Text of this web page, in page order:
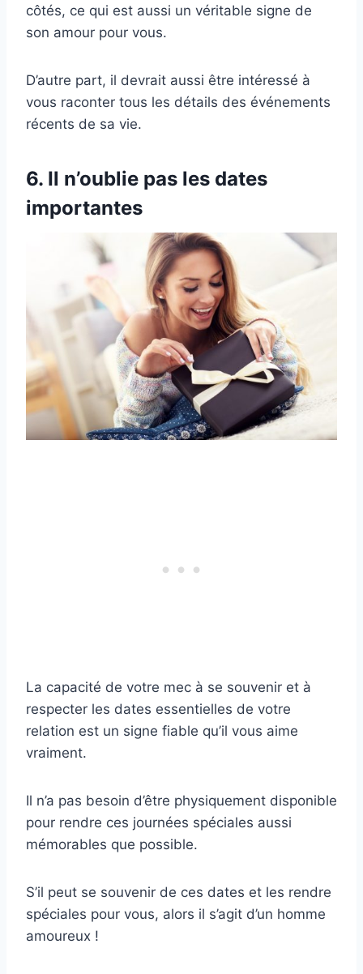
côtés, ce qui est aussi un véritable signe de
son amour pour vous.
D’autre part, il devrait aussi être intéressé à
vous raconter tous les détails des événements
récents de sa vie.
6. Il n’oublie pas les dates
importantes
La capacité de votre mec à se souvenir et à
respecter les dates essentielles de votre
relation est un signe fiable qu’il vous aime
vraiment.
Il n’a pas besoin d’être physiquement disponible
pour rendre ces journées spéciales aussi
mémorables que possible.
S’il peut se souvenir de ces dates et les rendre
spéciales pour vous, alors il s’agit d’un homme
amoureux !